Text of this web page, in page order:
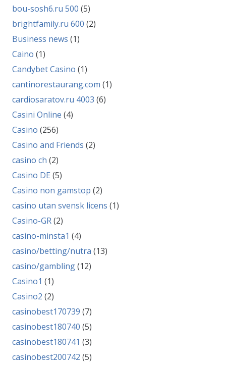
bou-sosh6.ru 500 (5)
brightfamily.ru 600 (2)
Business news (1)
Caino (1)
Candybet Casino (1)
cantinorestaurang.com (1)
cardiosaratov.ru 4003 (6)
Casini Online (4)
Casino (256)
Casino and Friends (2)
casino ch (2)
Casino DE (5)
Casino non gamstop (2)
casino utan svensk licens (1)
Casino-GR(2)
casino-minsta1 (4)
casino/betting/nutra (13)
casino/gambling(12)
Casino1 (1)
Casino2 (2)
casinobest170739 (7)
casinobest180740 (5)
casinobest180741 (3)
casinobest200742 (5)